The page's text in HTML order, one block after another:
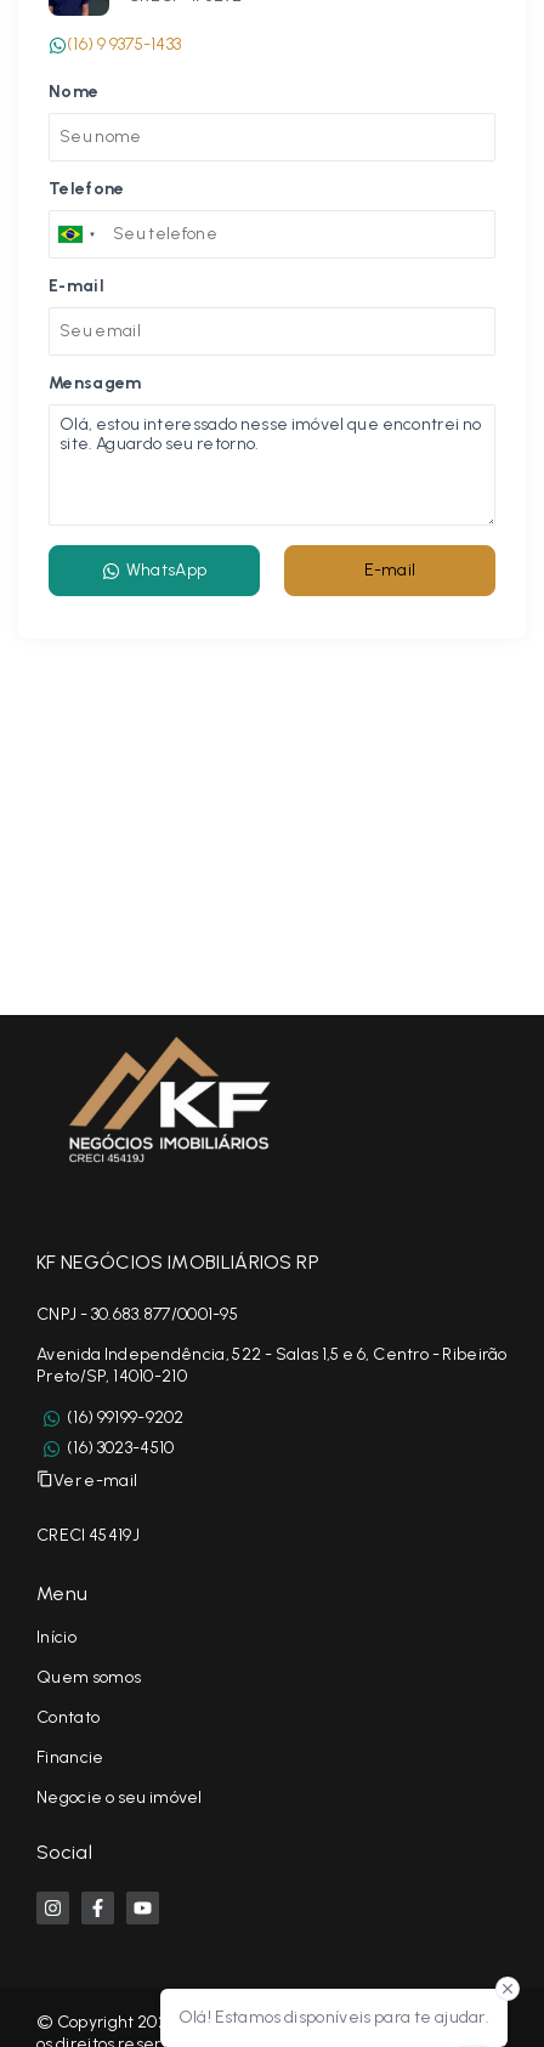
(16) 9 9375-1433
Nome
Telefone
E-mail
Mensagem
WhatsApp E-mail
Olá! Estamos disponíveis para te ajudar.
KF NEGÓCIOS IMOBILIÁRIOS RP
CNPJ - 30.683.877/0001-95
Avenida Independência, 522 - Salas 1,5 e 6, Centro - Ribeirão
Preto/SP, 14010-210
(16) 99199-9202
(16) 3023-4510
Ver e-mail
CRECI 45419J
Menu
Início
Quem somos
Contato
Financie
Negocie o seu imóvel
Social
© Copyright 2026 - KF NEGÓCIOS IMOBILIÁRIOS RP - Todos